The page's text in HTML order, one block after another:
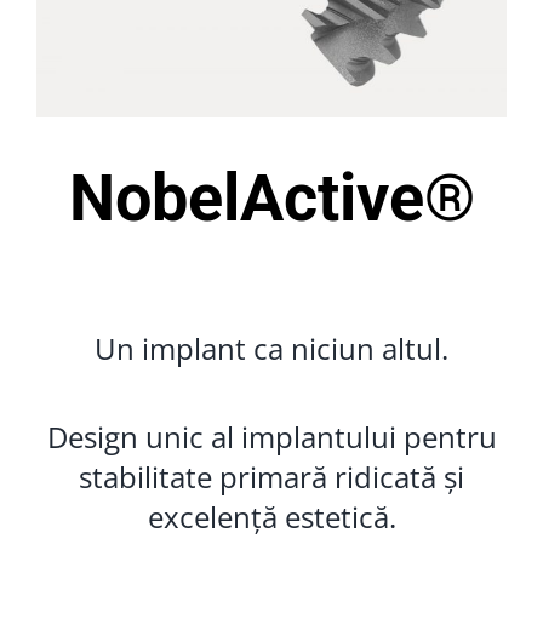
NobelActive®
Un implant ca niciun altul.
Design unic al implantului pentru
stabilitate primară ridicată și
excelență estetică.